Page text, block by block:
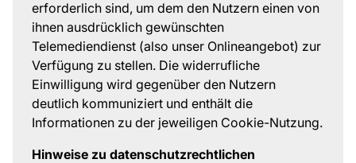
erforderlich sind, um dem den Nutzern einen von
ihnen ausdrücklich gewünschten
Telemediendienst (also unser Onlineangebot) zur
Verfügung zu stellen. Die widerrufliche
Einwilligung wird gegenüber den Nutzern
deutlich kommuniziert und enthält die
Informationen zu der jeweiligen Cookie-Nutzung.
Hinweise zu datenschutzrechtlichen